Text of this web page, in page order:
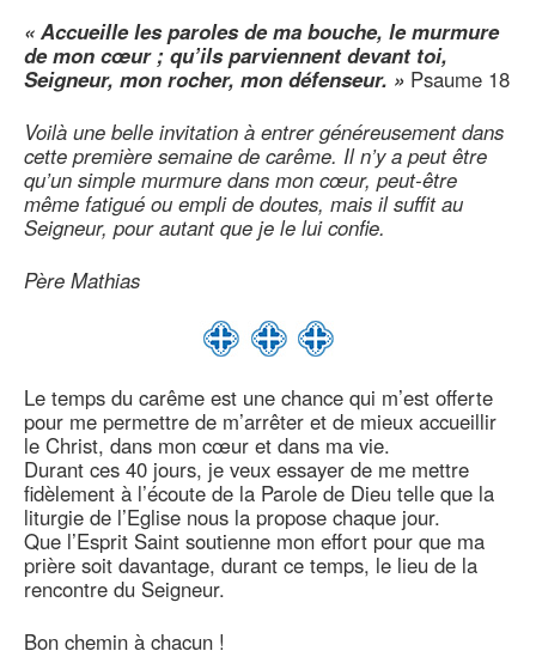
« Accueille les paroles de ma bouche, le murmure
de mon cœur ; qu’ils parviennent devant toi,
Seigneur, mon rocher, mon défenseur. » Psaume 18
Voilà une belle invitation à entrer généreusement dans
cette première semaine de carême. Il n’y a peut être
qu’un simple murmure dans mon cœur, peut-être
même fatigué ou empli de doutes, mais il suffit au
Seigneur, pour autant que je le lui confie.
Père Mathias
Le temps du carême est une chance qui m’est offerte
pour me permettre de m’arrêter et de mieux accueillir
le Christ, dans mon cœur et dans ma vie.
Durant ces 40 jours, je veux essayer de me mettre
fidèlement à l’écoute de la Parole de Dieu telle que la
liturgie de l’Eglise nous la propose chaque jour.
Que l’Esprit Saint soutienne mon effort pour que ma
prière soit davantage, durant ce temps, le lieu de la
rencontre du Seigneur.
Bon chemin à chacun !